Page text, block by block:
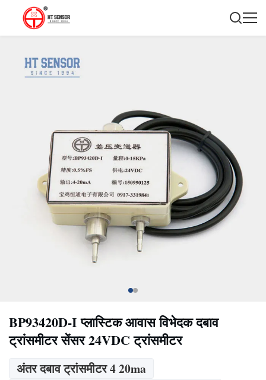
BP93420D-I प्लास्टिक आवास विभेदक दबाव
ट्रांसमीटर सेंसर 24VDC ट्रांसमीटर
अंतर दबाव ट्रांसमीटर 4 20ma